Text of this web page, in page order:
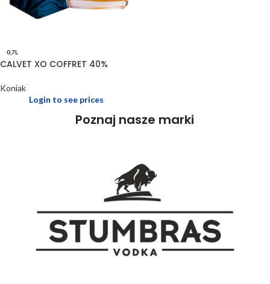
0,7L
CALVET XO COFFRET 40%
Koniak
Login to see prices
Poznaj nasze marki